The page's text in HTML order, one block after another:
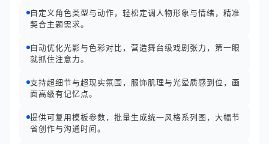
自定义角色类型与动作，轻松定调人物形象与情绪，精准
契合主题需求。
自动优化光影与色彩对比，营造舞台级戏剧张力，第一眼
就抓住注意力。
支持超细节与超现实氛围，服饰肌理与光晕质感到位，画
面高级有记忆点。
提供可复用模板参数，批量生成统一风格系列图，大幅节
省创作与沟通时间。